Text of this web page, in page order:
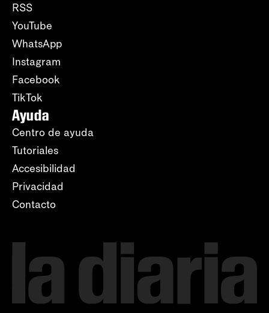
RSS
YouTube
WhatsApp
Instagram
Facebook
TikTok
Ayuda
Centro de ayuda
Tutoriales
Accesibilidad
Privacidad
Contacto